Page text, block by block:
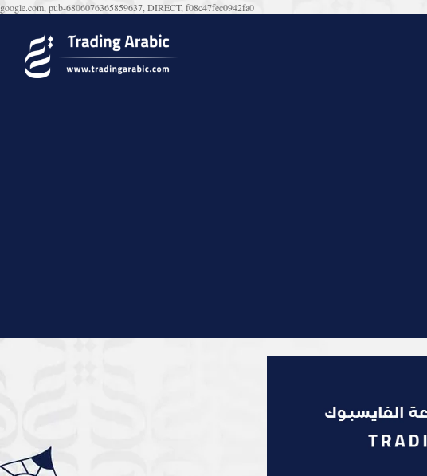
google.com, pub-6806076365859637, DIRECT, f08c47fec0942fa0